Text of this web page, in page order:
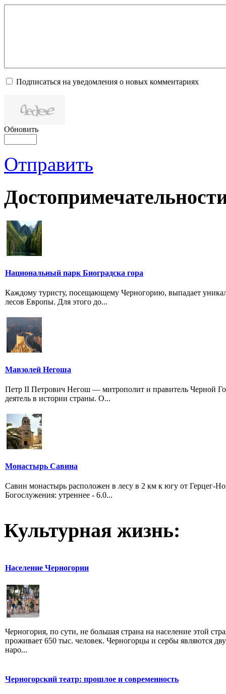
Подписаться на уведомления о новых комментариях
Обновить
Отправить
Национальный парк Биоградска гора
Каждому туристу, посещающему Черногорию, выпадает
лесов Европы. Для этого до...
Мавзолей Негоша
Петр II Петрович Негош — митрополит и правитель Черной
деятель в истории страны. О...
Монастырь Савина
Савин монастырь расположен в лесу в 2 км к югу от Герцег-
Богослужения: утреннее - 6.0...
Культурная жизнь:
Население Черногории
Черногория, по сути, не большая страна на население этой
проживает 650 тыс. человек. Черногорцы и сербы являются
наро...
Черногорский театр: прошлое и современность